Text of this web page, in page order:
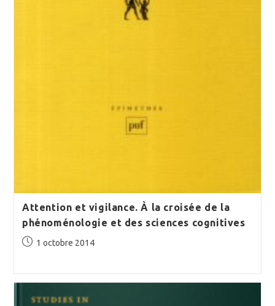
Attention et vigilance. À la croisée de la
phénoménologie et des sciences cognitives
Publication
1 octobre 2014